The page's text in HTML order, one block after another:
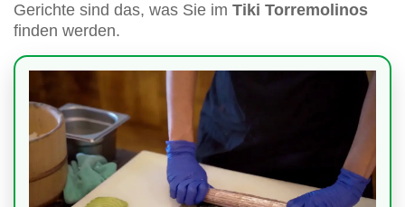
Gerichte sind das, was Sie im Tiki Torremolinos
finden werden.